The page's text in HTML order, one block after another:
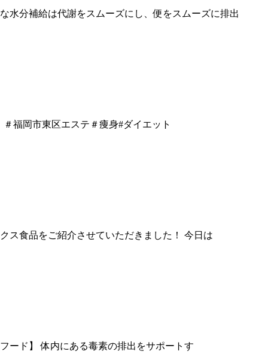
水分補給は代謝をスムーズにし、便をスムーズに排出
岡市東区エステ＃痩身#ダイエット
ス食品をご紹介させていただきました！ 今日は
ード】 体内にある毒素の排出をサポートす